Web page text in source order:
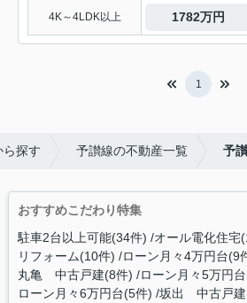
4K～4LDK以上 1782万円
1
ら探す 予讃線の不動産一覧 予
おすすめこだわり特集
駐車2台以上可能(34件) オール電化住宅
リフォーム(10件) ローン月々4万円台(9
丸亀 中古戸建(8件) ローン月々5万円
ローン月々6万円台(5件) 坂出 中古戸建